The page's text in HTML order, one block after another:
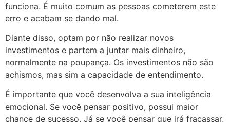
funciona. É muito comum as pessoas cometerem este
erro e acabam se dando mal.
Diante disso, optam por não realizar novos
investimentos e partem a juntar mais dinheiro,
normalmente na poupança. Os investimentos não são
achismos, mas sim a capacidade de entendimento.
É importante que você desenvolva a sua inteligência
emocional. Se você pensar positivo, possui maior
chance de sucesso. Já se você pensar que irá fracassar,